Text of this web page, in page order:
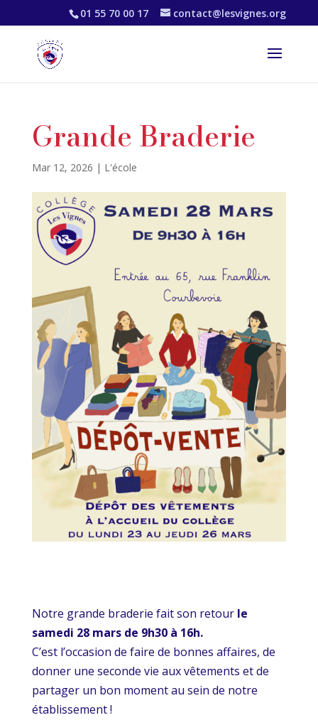
01 55 70 00 17 contact@lesvignes.org
Grande Braderie
Mar 12, 2026 | L'école
Notre grande braderie fait son retour le
samedi 28 mars de 9h30 à 16h.
C’est l’occasion de faire de bonnes affaires, de
donner une seconde vie aux vêtements et de
partager un bon moment au sein de notre
établissement !